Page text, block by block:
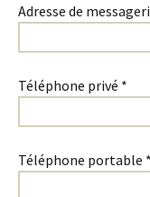
Adresse de
Téléphone privé *
Téléphone portable *